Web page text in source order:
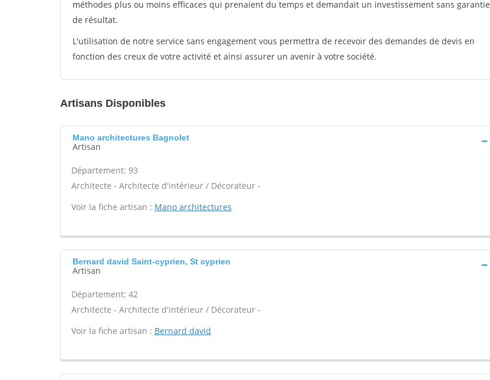
méthodes plus ou moins efficaces qui prenaient du temps et demandait un investissement sans garantie
de résultat.
L'utilisation de notre service sans engagement vous permettra de recevoir des demandes de devis en
fonction des creux de votre activité et ainsi assurer un avenir à votre société.
Artisans Disponibles
Mano architectures Bagnolet
Artisan
Département: 93
Architecte - Architecte d'intérieur / Décorateur -
Voir la fiche artisan : Mano architectures
Bernard david Saint-cyprien, St cyprien
Artisan
Département: 42
Architecte - Architecte d'intérieur / Décorateur -
Voir la fiche artisan : Bernard david